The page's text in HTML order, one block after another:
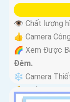
👁 Chất lượng
👍 Camera
🌈 Xem Được
Ðêm.
❄ Camera
️🔔 Khả Năng :